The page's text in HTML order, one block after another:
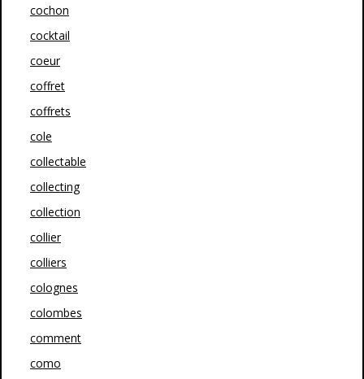
cochon
cocktail
coeur
coffret
coffrets
cole
collectable
collecting
collection
collier
colliers
colognes
colombes
comment
como